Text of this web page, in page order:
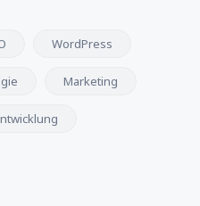
WordPress
Marketing